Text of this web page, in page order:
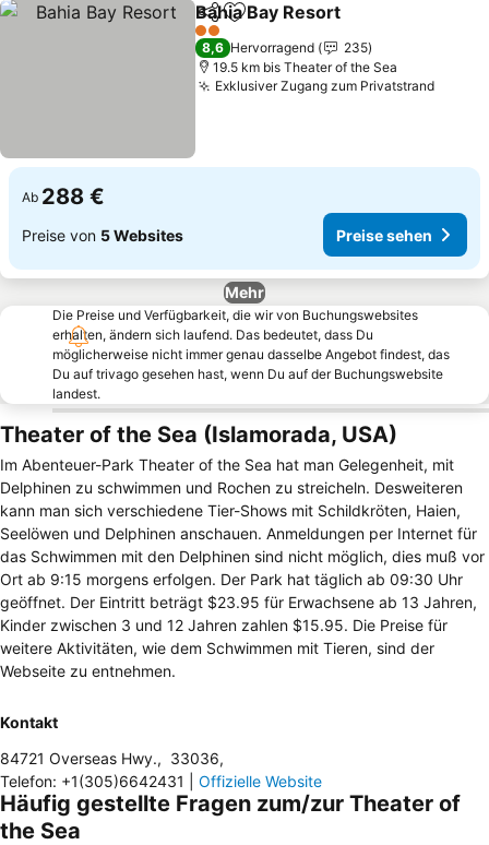
TeilenZu Favoriten hinzufügen
Bahia Bay Resort
2 Sterne
8,6 Hervorragend
235
19.5 km bis Theater of the Sea
Exklusiver Zugang zum PrivatstrandPreise
Ab 288 €
Preise von 5 Websites Preise sehen
Mehr
Die Preise und Verfügbarkeit, die wir von Buchungswebsites
erhalten, ändern sich laufend. Das bedeutet, dass Du
möglicherweise nicht immer genau dasselbe Angebot findest, das
Du auf trivago gesehen hast, wenn Du auf der Buchungswebsite
landest.
Theater of the Sea (Islamorada, USA)
Im Abenteuer-Park Theater of the Sea hat man Gelegenheit, mit
Delphinen zu schwimmen und Rochen zu streicheln. Desweiteren
kann man sich verschiedene Tier-Shows mit Schildkröten, Haien,
Seelöwen und Delphinen anschauen. Anmeldungen per Internet für
das Schwimmen mit den Delphinen sind nicht möglich, dies muß vor
Ort ab 9:15 morgens erfolgen. Der Park hat täglich ab 09:30 Uhr
geöffnet. Der Eintritt beträgt $23.95 für Erwachsene ab 13 Jahren,
Kinder zwischen 3 und 12 Jahren zahlen $15.95. Die Preise für
weitere Aktivitäten, wie dem Schwimmen mit Tieren, sind der
Webseite zu entnehmen.
Kontakt
84721 Overseas Hwy., 33036,
Telefon: +1(305)6642431 Offizielle Website
Häufig gestellte Fragen zum/zur Theater of
the Sea